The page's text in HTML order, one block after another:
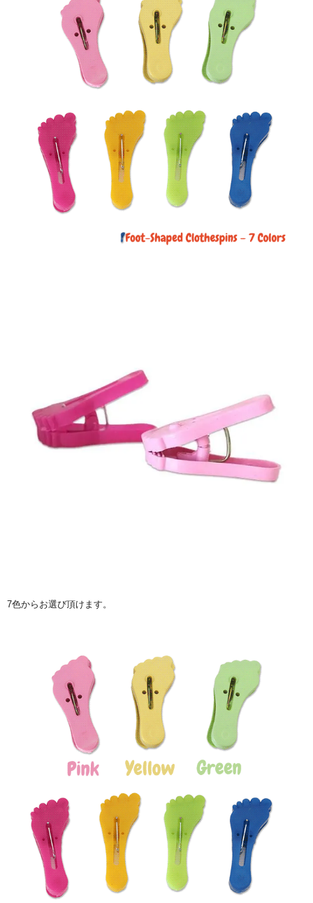
7色からお選び頂けます。